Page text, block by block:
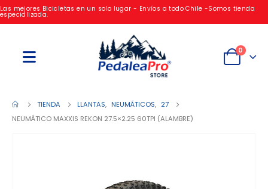
Las mejores Bicicletas en un solo lugar - Envíos a todo Chile -Somos tienda
especializada.
0
TIENDA LLANTAS, NEUMÁTICOS, 27
NEUMÁTICO MAXXIS REKON 27.5×2.25 60TPI (ALAMBRE)